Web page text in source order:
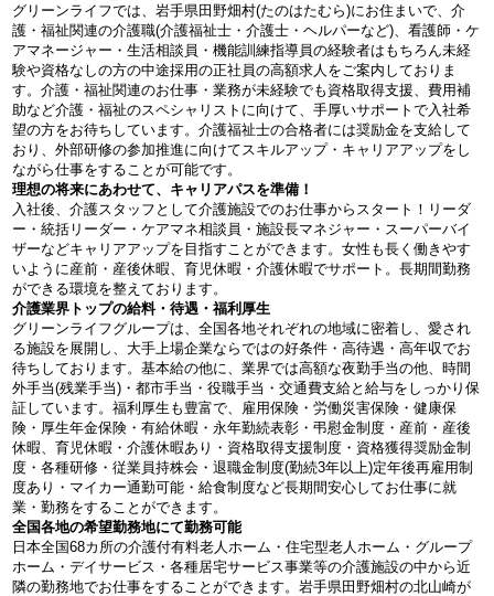
グリーンライフでは、岩手県田野畑村(たのはたむら)にお住まいで、介
護・福祉関連の介護職(介護福祉士・介護士・ヘルパーなど)、看護師・ケ
アマネージャー・生活相談員・機能訓練指導員の経験者はもちろん未経
験や資格なしの方の中途採用の正社員の高額求人をご案内しておりま
す。介護・福祉関連のお仕事・業務が未経験でも資格取得支援、費用補
助など介護・福祉のスペシャリストに向けて、手厚いサポートで入社希
望の方をお待ちしています。介護福祉士の合格者には奨励金を支給して
おり、外部研修の参加推進に向けてスキルアップ・キャリアアップをし
ながら仕事をすることが可能です。
理想の将来にあわせて、キャリアパスを準備！
入社後、介護スタッフとして介護施設でのお仕事からスタート！リーダ
ー・統括リーダー・ケアマネ相談員・施設長マネジャー・スーパーバイ
ザーなどキャリアアップを目指すことができます。女性も長く働きやす
いように産前・産後休暇、育児休暇・介護休暇でサポート。長期間勤務
ができる環境を整えております。
介護業界トップの給料・待遇・福利厚生
グリーンライフグループは、全国各地それぞれの地域に密着し、愛され
る施設を展開し、大手上場企業ならではの好条件・高待遇・高年収でお
待ちしております。基本給の他に、業界では高額な夜勤手当の他、時間
外手当(残業手当)・都市手当・役職手当・交通費支給と給与をしっかり保
証しています。福利厚生も豊富で、雇用保険・労働災害保険・健康保
険・厚生年金保険・有給休暇・永年勤続表彰・弔慰金制度・産前・産後
休暇、育児休暇・介護休暇あり・資格取得支援制度・資格獲得奨励金制
度・各種研修・従業員持株会・退職金制度(勤続3年以上)定年後再雇用制
度あり・マイカー通勤可能・給食制度など長期間安心してお仕事に就
業・勤務をすることができます。
全国各地の希望勤務地にて勤務可能
日本全国68カ所の介護付有料老人ホーム・住宅型老人ホーム・グループ
ホーム・デイサービス・各種居宅サービス事業等の介護施設の中から近
隣の勤務地でお仕事をすることができます。岩手県田野畑村の北山崎が